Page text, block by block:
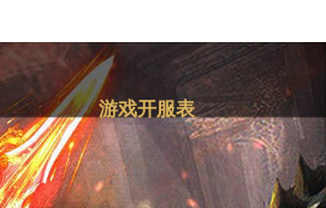
游戏开服表